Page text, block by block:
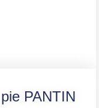
PANTIN